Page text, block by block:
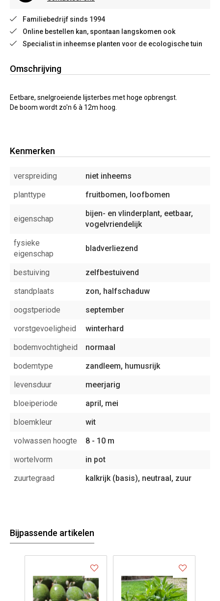
Familiebedrijf sinds 1994
Online bestellen kan, spontaan langskomen ook
Specialist in inheemse planten voor de ecologische tuin
Omschrijving
Eetbare, snelgroeiende lijsterbes met hoge opbrengst.
De boom wordt zo'n 6 à 12m hoog.
Kenmerken
verspreiding
niet inheems
planttype
fruitbomen, loofbomen
eigenschap
bijen- en vlinderplant, eetbaar,
vogelvriendelijk
fysieke
eigenschap
bladverliezend
bestuiving
zelfbestuivend
standplaats
zon, halfschaduw
oogstperiode
september
vorstgevoeligheid
winterhard
bodemvochtigheid
normaal
bodemtype
zandleem, humusrijk
levensduur
meerjarig
bloeiperiode
april, mei
bloemkleur
wit
volwassen hoogte
8 - 10 m
wortelvorm
in pot
zuurtegraad
kalkrijk (basis), neutraal, zuur
Bijpassende artikelen